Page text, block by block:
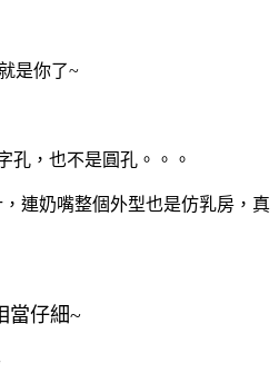
是你了~
孔，也不是圓孔。。。
連奶嘴整個外型也是仿乳房，真
當仔細~